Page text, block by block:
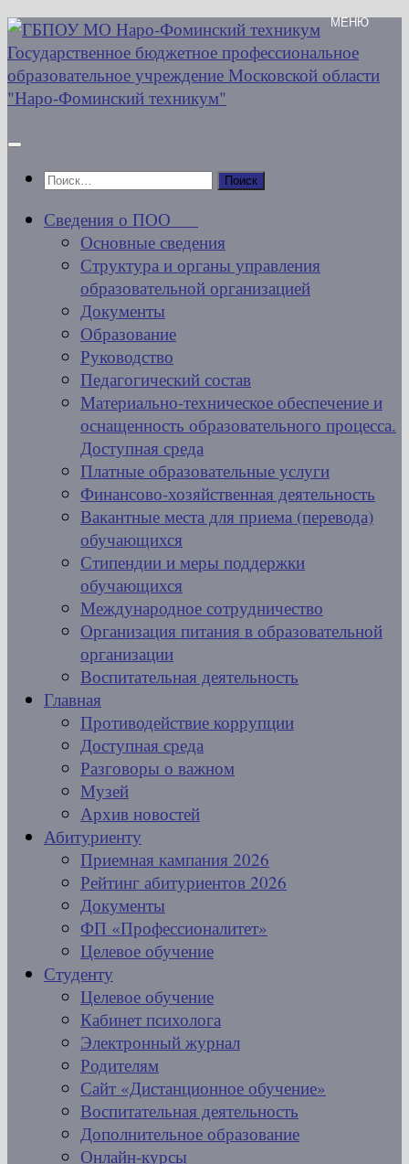
Перейти
к
содержимому
Найти:
Сведения о ПОО
Основные сведения
Структура и органы управления
образовательной организацией
Документы
Образование
Руководство
Педагогический состав
Материально-техническое обеспечение и
оснащенность образовательного процесса.
Доступная среда
Платные образовательные услуги
Финансово-хозяйственная деятельность
Вакантные места для приема (перевода)
обучающихся
Стипендии и меры поддержки
обучающихся
Международное сотрудничество
Организация питания в образовательной
организации
Воспитательная деятельность
Главная
Противодействие коррупции
Доступная среда
Разговоры о важном
Музей
Архив новостей
Абитуриенту
Приемная кампания 2026
Рейтинг абитуриентов 2026
Документы
ФП «Профессионалитет»
Целевое обучение
Студенту
Целевое обучение
Кабинет психолога
Электронный журнал
Родителям
Сайт «Дистанционное обучение»
Воспитательная деятельность
Дополнительное образование
Онлайн-курсы